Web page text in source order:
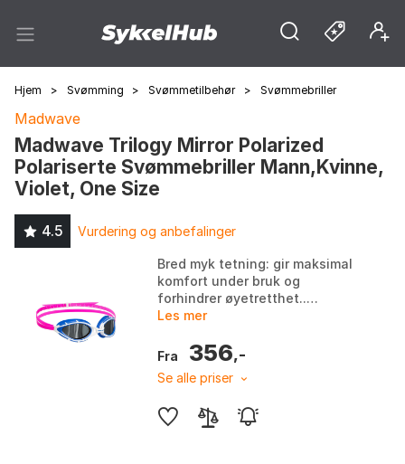
Hjem > Svømming > Svømmetilbehør > Svømmebriller
Madwave
Madwave Trilogy Mirror Polarized
Polariserte Svømmebriller Mann,Kvinne,
Violet, One Size
4.5 Vurdering og anbefalinger
Bred myk tetning: gir maksimal
komfort under bruk og
forhindrer øyetretthet..
Justerbar nesebro:
med alle ansiktsformer.. UV-
Les mer
Fra 356,-
Se alle priser